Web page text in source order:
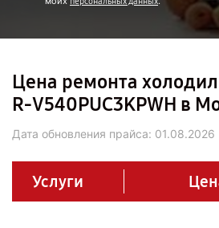
Цена ремонта
R-V540PUC3KPWH в
Дата обновления прайса: 01.08.2026
Услуги